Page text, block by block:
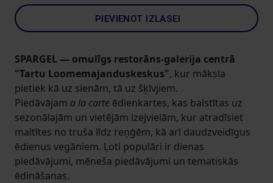
PIEVIENOT IZLASEI
SPARGEL — omulīgs restorāns-galerija centrā
"Tartu Loomemajanduskeskus", kur māksla
pietiek kā uz sienām, tā uz šķīvjiem.
Piedāvājam a la carte ēdienkartes, kas balstītas uz
sezonālajām un vietējām izejvielām, kur atradīsiet
maltītes no truša līdz reņģēm, kā arī daudzveidīgus
ēdienus vegāniem. Ļoti populāri ir dienas
piedāvājumi, mēneša piedāvājumi un tematiskās
ēdināšanas.